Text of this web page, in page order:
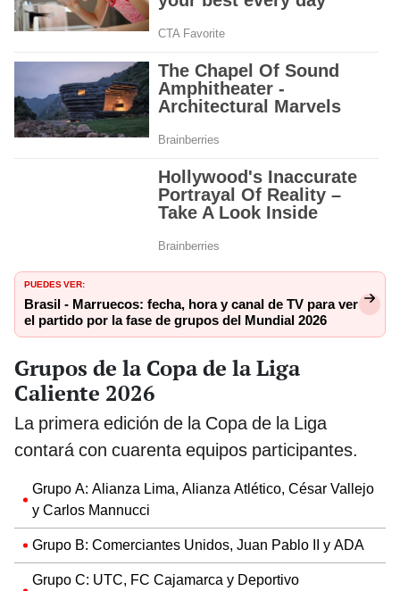
PUEDES VER:
Brasil - Marruecos: fecha, hora y canal de TV para ver
el partido por la fase de grupos del Mundial 2026
Grupos de la Copa de la Liga
Caliente 2026
La primera edición de la Copa de la Liga
contará con cuarenta equipos participantes.
Grupo A: Alianza Lima, Alianza Atlético, César Vallejo
y Carlos Mannucci
Grupo B: Comerciantes Unidos, Juan Pablo II y ADA
Grupo C: UTC, FC Cajamarca y Deportivo